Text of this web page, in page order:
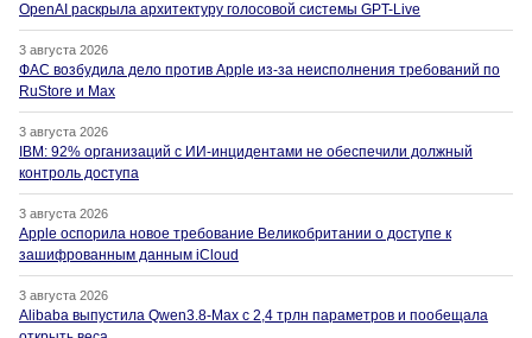
OpenAI раскрыла архитектуру голосовой системы GPT-Live
3 августа 2026
ФАС возбудила дело против Apple из-за неисполнения требований по
RuStore и Max
3 августа 2026
IBM: 92% организаций с ИИ-инцидентами не обеспечили должный
контроль доступа
3 августа 2026
Apple оспорила новое требование Великобритании о доступе к
зашифрованным данным iCloud
3 августа 2026
Alibaba выпустила Qwen3.8-Max с 2,4 трлн параметров и пообещала